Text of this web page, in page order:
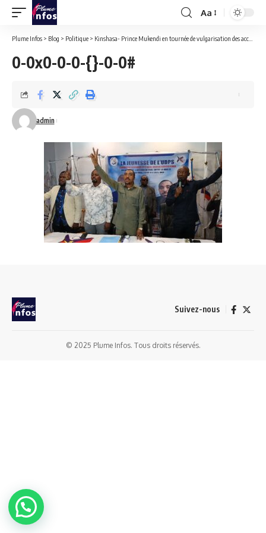
Font
Resizer
Aa
Plume Infos > Blog > Politique > Kinshasa- Prince Mukendi en tournée de vulgarisation des accords de paix entre la rdc et le Rwanda.
0-0x0-0-0-{}-0-0#
admin
Suivez-nous
© 2025 Plume Infos. Tous droits réservés.